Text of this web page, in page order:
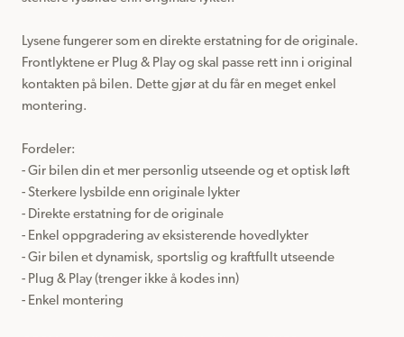
Lysene fungerer som en direkte erstatning for de originale.
Frontlyktene er Plug & Play og skal passe rett inn i original
kontakten på bilen. Dette gjør at du får en meget enkel
montering.
Fordeler:
- Gir bilen din et mer personlig utseende og et optisk løft
- Sterkere lysbilde enn originale lykter
- Direkte erstatning for de originale
- Enkel oppgradering av eksisterende hovedlykter
- Gir bilen et dynamisk, sportslig og kraftfullt utseende
- Plug & Play (trenger ikke å kodes inn)
- Enkel montering